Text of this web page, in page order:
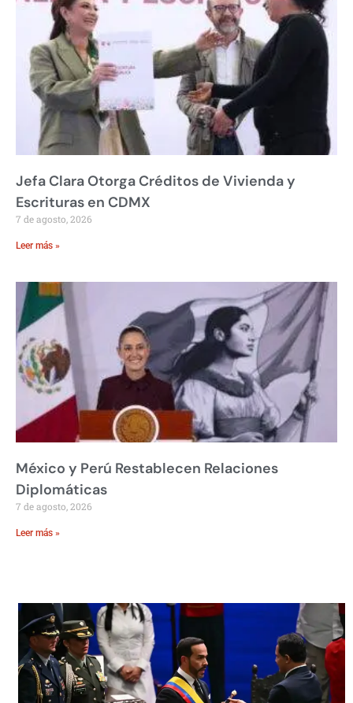
Jefa Clara Otorga Créditos de Vivienda y
Escrituras en CDMX
7 de agosto, 2026
Leer más »
México y Perú Restablecen Relaciones
Diplomáticas
7 de agosto, 2026
Leer más »